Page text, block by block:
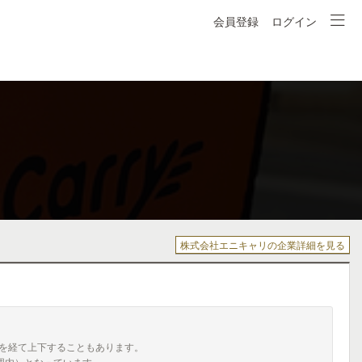
会員登録 ログイン
株式会社エニキャリの企業詳細を見る
て上下することもあります。